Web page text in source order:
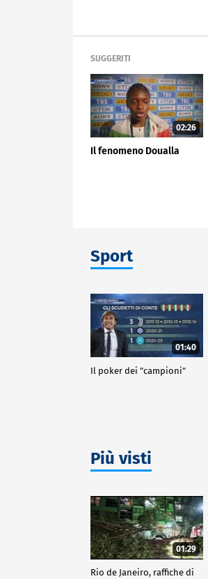
SUGGERITI
02:26
Il fenomeno Doualla
Sport
01:40
Il poker dei "campioni"
Più visti
01:29
Rio de Janeiro, raffiche di